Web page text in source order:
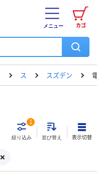
カゴ
メニュー
ス スズデン
絞り込み
1
並び替え 表示切替